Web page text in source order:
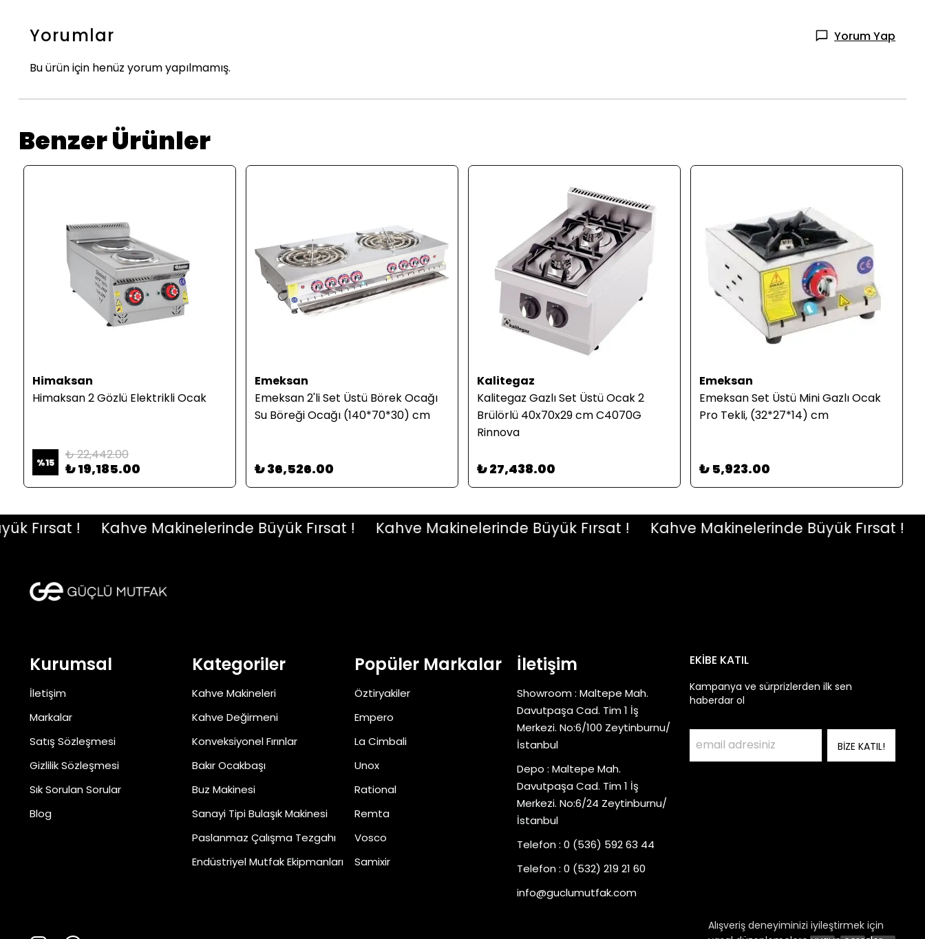
Alışveriş deneyiminizi iyileştirmek için
Yorumlar Yorum Yap
Bu ürün için henüz yorum yapılmamış.
Benzer Ürünler
Himaksan
Himaksan 2 Gözlü Elektrikli Ocak
%15 ₺ 22,442.00
₺ 19,185.00
Emeksan
Emeksan 2'li Set Üstü Börek Ocağı
Su Böreği Ocağı (140*70*30) cm
₺ 36,526.00
Kalitegaz
Kalitegaz Gazlı Set Üstü Ocak 2
Brülörlü 40x70x29 cm C4070G
Rinnova
₺ 27,438.00
Emeksan
Emeksan Set Üstü Mini Gazlı Ocak
Pro Tekli, (32*27*14) cm
₺ 5,923.00
! Kahve Makinelerinde Büyük Fırsat ! Kahve Makinelerinde Büyük Fırsat ! Kahve Makinelerinde Büyük Fırsat !
Kurumsal
İletişim
Markalar
Satış Sözleşmesi
Gizlilik Sözleşmesi
Sık Sorulan Sorular
Blog
Kategoriler
Kahve Makineleri
Kahve Değirmeni
Konveksiyonel Fırınlar
Bakır Ocakbaşı
Buz Makinesi
Sanayi Tipi Bulaşık Makinesi
Paslanmaz Çalışma Tezgahı
Endüstriyel Mutfak Ekipmanları
Popüler Markalar
Öztiryakiler
Empero
La Cimbali
Unox
Rational
Remta
Vosco
Samixir
İletişim
Showroom : Maltepe Mah.
Davutpaşa Cad. Tim 1 İş
Merkezi. No:6/100 Zeytinburnu/
İstanbul
Depo : Maltepe Mah.
Davutpaşa Cad. Tim 1 İş
Merkezi. No:6/24 Zeytinburnu/
İstanbul
Telefon : 0 (536) 592 63 44
Telefon : 0 (532) 219 21 60
info@guclumutfak.com
EKİBE KATIL
Kampanya ve sürprizlerden ilk sen
haberdar ol
BİZE KATIL!